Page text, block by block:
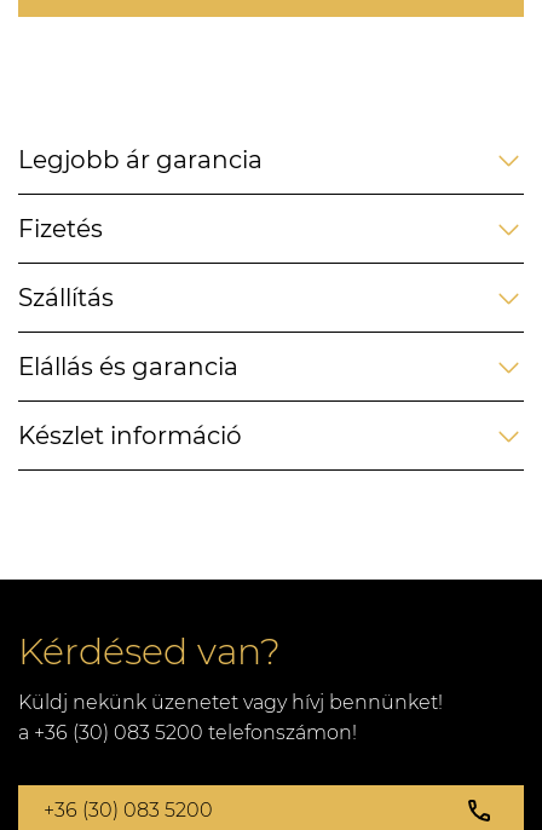
Legjobb ár garancia
Fizetés
Szállítás
Elállás és garancia
Készlet információ
Kérdésed van?
Küldj nekünk üzenetet vagy hívj bennünket!
a +36 (30) 083 5200 telefonszámon!
+36 (30) 083 5200